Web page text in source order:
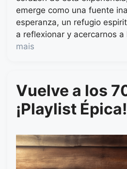
emerge como una fuente
esperanza, un refugio
a reflexionar y acercarnos
mais
Vuelve a los
¡Playlist Épica!